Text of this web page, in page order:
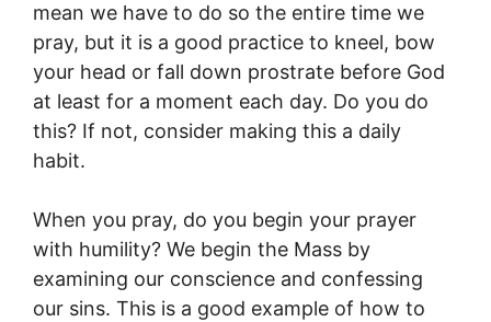
mean we have to do so the entire time we
pray, but it is a good practice to kneel, bow
your head or fall down prostrate before God
at least for a moment each day. Do you do
this? If not, consider making this a daily
habit.
When you pray, do you begin your prayer
with humility? We begin the Mass by
examining our conscience and confessing
our sins. This is a good example of how to